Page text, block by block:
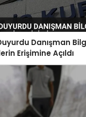
Danışman
Erişimine Açıldı